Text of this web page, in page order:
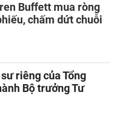
Buffett mua ròng
chấm dứt chuỗi
riêng của Tổng
Bộ trưởng Tư